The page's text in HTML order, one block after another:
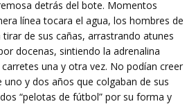
detrás del bote. Momentos
línea tocara el agua, los hombres de
de sus cañas, arrastrando atunes
docenas, sintiendo la adrenalina
una y otra vez. No podían creer
uno y dos años que colgaban de sus
“pelotas de fútbol” por su forma y